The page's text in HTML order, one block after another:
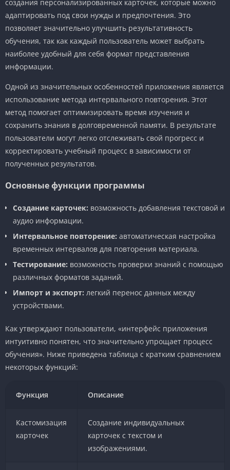
создания персонализированных карточек, которые можно
адаптировать под свои нужды и предпочтения. Это
позволяет значительно улучшить результативность
обучения, так как каждый пользователь может выбрать
наиболее удобный для себя формат представления
информации.
Одной из значительных особенностей приложения является
использование метода интервального повторения. Этот
метод помогает оптимизировать время изучения и
сохранить знания в долговременной памяти. В результате
пользователи могут легко отслеживать свой прогресс и
корректировать учебный процесс в зависимости от
полученных результатов.
Основные функции программы
Создание карточек: возможность добавления текстовой и
аудио информации.
Интервальное повторение: автоматическая настройка
временных интервалов для повторения материала.
Тестирование: возможность проверки знаний с помощью
различных форматов заданий.
Импорт и экспорт: легкий перенос данных между
устройствами.
Как утверждают пользователи, «интерфейс приложения
интуитивно понятен, что значительно упрощает процесс
обучения». Ниже приведена таблица с кратким сравнением
некоторых функций:
Функция Описание
Кастомизация
карточек
Создание индивидуальных
карточек с текстом и
изображениями.